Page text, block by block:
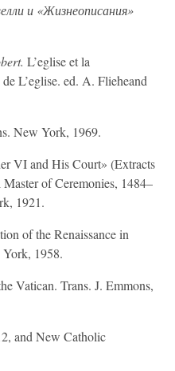
и «Жизнеописания»
L’eglise et la
L’eglise. ed. A. Flieheand
New York, 1969.
VI and His Court» (Extracts
of Ceremonies, 1484–
1921.
of the Renaissance in
1958.
Vatican. Trans. J. Emmons,
and New Catholic